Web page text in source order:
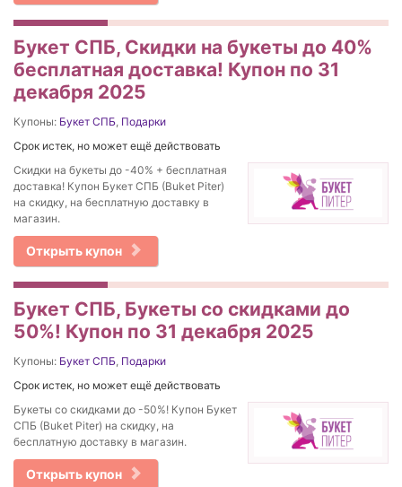
Букет СПБ, Скидки на букеты до 40%
бесплатная доставка! Купон по 31
декабря 2025
Купоны: Букет СПБ, Подарки
Срок истек, но может ещё действовать
Скидки на букеты до -40% + бесплатная
доставка! Купон Букет СПБ (Buket Piter)
на скидку, на бесплатную доставку в
магазин.
Открыть купон
Букет СПБ, Букеты со скидками до
50%! Купон по 31 декабря 2025
Купоны: Букет СПБ, Подарки
Срок истек, но может ещё действовать
Букеты со скидками до -50%! Купон Букет
СПБ (Buket Piter) на скидку, на
бесплатную доставку в магазин.
Открыть купон